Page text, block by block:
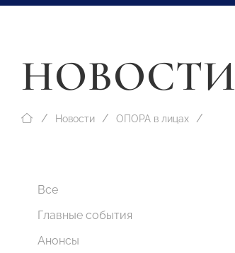
НОВОСТИ
Новости ОПОРА в лицах
Все
Главные события
Анонсы